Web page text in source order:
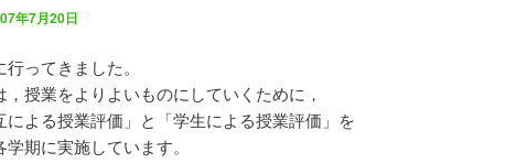
年7月20日
ってきました。
，授業をよりよいものにしていくために，
による授業評価」と「学生による授業評価」を
期に実施しています。